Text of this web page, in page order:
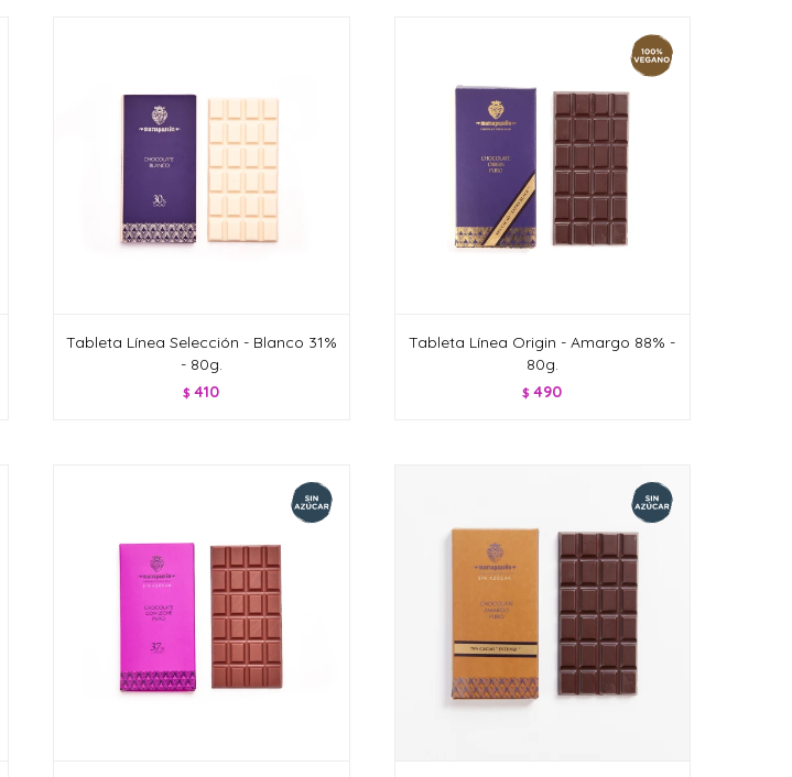
Tableta Línea Selección - Blanco 31%
- 80g.
$ 410
Tableta Línea Origin - Amargo 88% -
80g.
$ 490